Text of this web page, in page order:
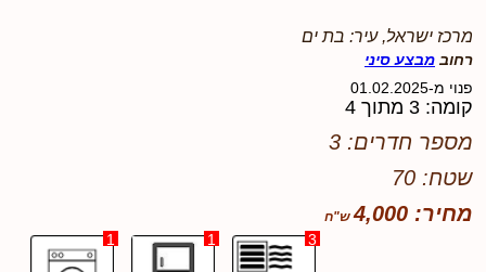
מרכז ישראל, עיר: בת ים
רחוב מבצע סיני
פנוי מ-01.02.2025
קומה: 3 מתוך 4
מספר חדרים: 3
שטח: 70
מחיר: 4,000
3
1
1